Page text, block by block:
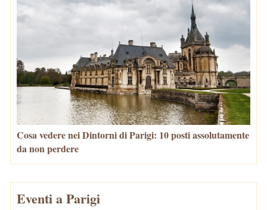
Cosa vedere nei Dintorni di Parigi: 10 posti assolutamente
da non perdere
Eventi a Parigi